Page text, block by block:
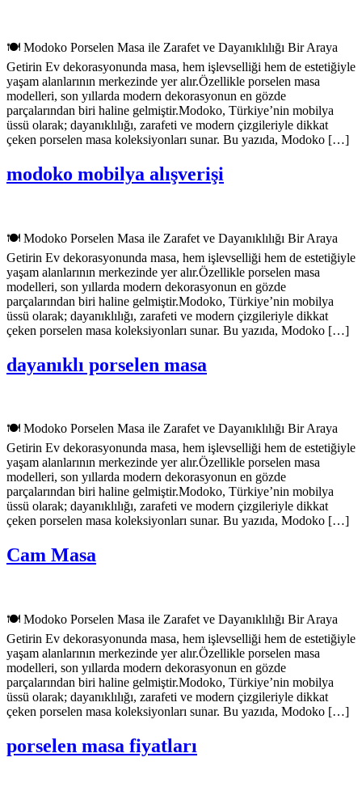
🍽️ Modoko Porselen Masa ile Zarafet ve Dayanıklılığı Bir Araya
Getirin Ev dekorasyonunda masa, hem işlevselliği hem de estetiğiyle
yaşam alanlarının merkezinde yer alır.Özellikle porselen masa
modelleri, son yıllarda modern dekorasyonun en gözde
parçalarından biri haline gelmiştir.Modoko, Türkiye’nin mobilya
üssü olarak; dayanıklılığı, zarafeti ve modern çizgileriyle dikkat
çeken porselen masa koleksiyonları sunar. Bu yazıda, Modoko […]
modoko mobilya alışverişi
🍽️ Modoko Porselen Masa ile Zarafet ve Dayanıklılığı Bir Araya
Getirin Ev dekorasyonunda masa, hem işlevselliği hem de estetiğiyle
yaşam alanlarının merkezinde yer alır.Özellikle porselen masa
modelleri, son yıllarda modern dekorasyonun en gözde
parçalarından biri haline gelmiştir.Modoko, Türkiye’nin mobilya
üssü olarak; dayanıklılığı, zarafeti ve modern çizgileriyle dikkat
çeken porselen masa koleksiyonları sunar. Bu yazıda, Modoko […]
dayanıklı porselen masa
🍽️ Modoko Porselen Masa ile Zarafet ve Dayanıklılığı Bir Araya
Getirin Ev dekorasyonunda masa, hem işlevselliği hem de estetiğiyle
yaşam alanlarının merkezinde yer alır.Özellikle porselen masa
modelleri, son yıllarda modern dekorasyonun en gözde
parçalarından biri haline gelmiştir.Modoko, Türkiye’nin mobilya
üssü olarak; dayanıklılığı, zarafeti ve modern çizgileriyle dikkat
çeken porselen masa koleksiyonları sunar. Bu yazıda, Modoko […]
Cam Masa
🍽️ Modoko Porselen Masa ile Zarafet ve Dayanıklılığı Bir Araya
Getirin Ev dekorasyonunda masa, hem işlevselliği hem de estetiğiyle
yaşam alanlarının merkezinde yer alır.Özellikle porselen masa
modelleri, son yıllarda modern dekorasyonun en gözde
parçalarından biri haline gelmiştir.Modoko, Türkiye’nin mobilya
üssü olarak; dayanıklılığı, zarafeti ve modern çizgileriyle dikkat
çeken porselen masa koleksiyonları sunar. Bu yazıda, Modoko […]
porselen masa fiyatları